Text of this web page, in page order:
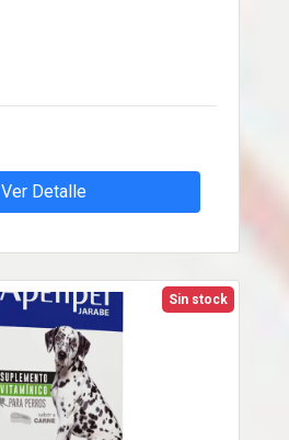
Ver Detalle
Sin stock